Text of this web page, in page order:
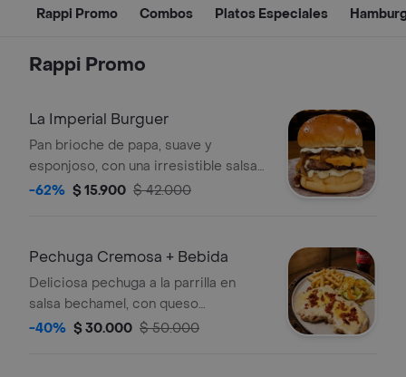
Rappi Promo Combos Platos Especiales
Rappi Promo
La Imperial Burguer
Pan brioche de papa, suave y
esponjoso, con una irresistible salsa
de ajo parmesano en su interior, una
apanado con un crocante perfecto y
el toque dulce de la cebolla
caramelizada.
-62% $ 15.900 $ 42.000
Pechuga Cremosa + Bebida
Deliciosa pechuga a la parrilla en
salsa bechamel, con queso
parmesano y tocineta. Acompañada
-40% $ 30.000 $ 50.000